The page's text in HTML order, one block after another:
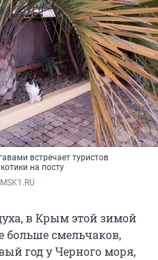
встречает туристов
на посту
в Крым этой зимой
больше смельчаков,
год у Черного моря,